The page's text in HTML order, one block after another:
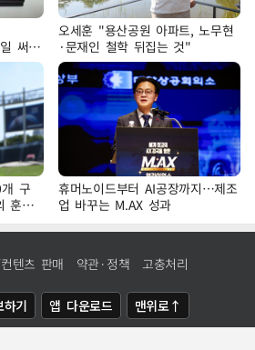
써보
오세훈 "용산공원 아파트, 노무현
·문재인 철학 뒤집는 것"
구
훈련
휴머노이드부터 AI공장까지…제조
업 바꾸는 M.AX 성과
텐츠 판매 약관·정책 고충처리
하기 앱 다운로드 맨위로↑